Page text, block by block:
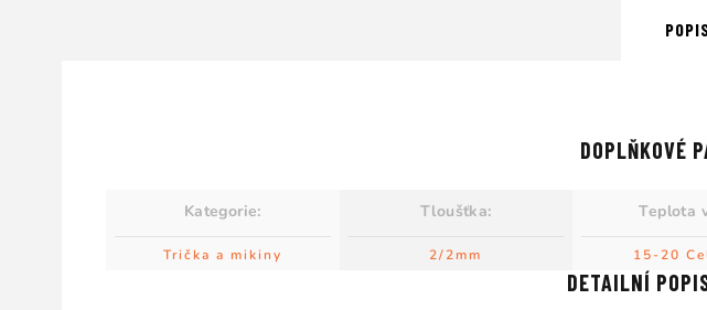
DETAILNÍ
DOPLŇKOVÉ
Kategorie:
Trička a mikiny
Tloušťka:
2/2mm
Teplota
15-20